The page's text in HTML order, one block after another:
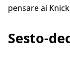
pensare ai
Sesto-